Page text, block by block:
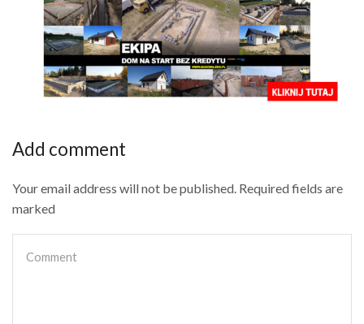
Add comment
Your email address will not be published. Required fields are
marked